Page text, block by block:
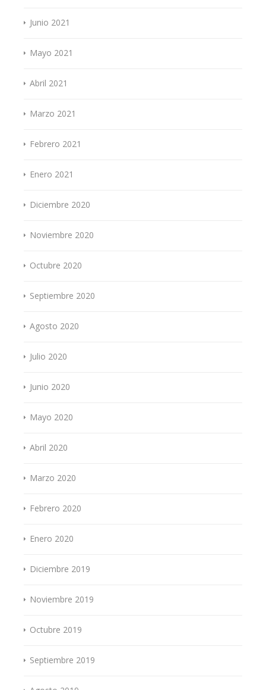
Junio 2021
Mayo 2021
Abril 2021
Marzo 2021
Febrero 2021
Enero 2021
Diciembre 2020
Noviembre 2020
Octubre 2020
Septiembre 2020
Agosto 2020
Julio 2020
Junio 2020
Mayo 2020
Abril 2020
Marzo 2020
Febrero 2020
Enero 2020
Diciembre 2019
Noviembre 2019
Octubre 2019
Septiembre 2019